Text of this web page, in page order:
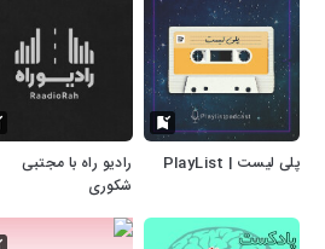
پلی لیست | PlayList
رادیو راه با مجتبی
شکوری